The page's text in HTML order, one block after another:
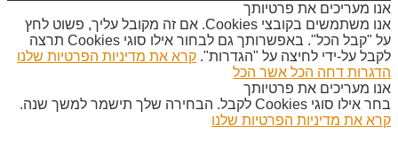
אנו מעריכים את פרטיותך
אנו משתמשים בקובצי Cookies. אם זה מקובל עליך, פשוט לחץ
על "קבל הכל". באפשרותך גם לבחור אילו סוגי Cookies תרצה
לקבל על-ידי לחיצה על "הגדרות". קרא את מדיניות הפרטיות שלנו
הדגרות דחה הכל אשר הכל
אנו מעריכים את פרטיותך
בחר אילו סוגי Cookies לקבל. הבחירה שלך תישמר למשך שנה.
קרא את מדיניות הפרטיות שלנו